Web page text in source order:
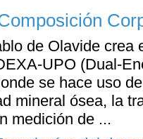
de Olavide crea
UPO (Dual-
se hace uso
mineral ósea, la
medición de ...